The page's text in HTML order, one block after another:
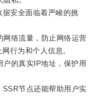
安全面临着严峻的挑
络流量，防止网络运营
行为和个人信息。
的真实IP地址，保护用
节点还能帮助用户实